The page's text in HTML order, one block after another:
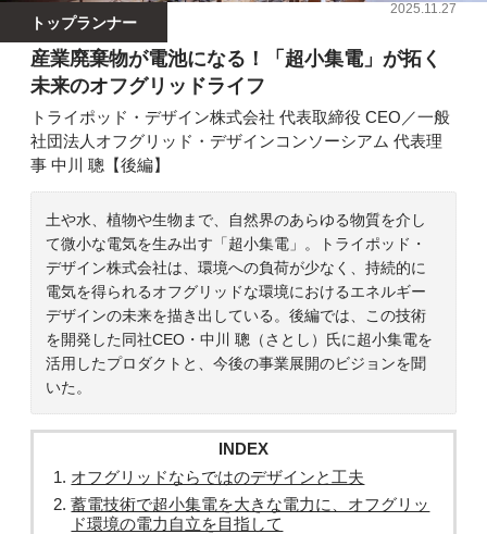
トップランナー
2025.11.27
産業廃棄物が電池になる！「超小集電」が拓く
未来のオフグリッドライフ
トライポッド・デザイン株式会社 代表取締役 CEO／一般
社団法人オフグリッド・デザインコンソーシアム 代表理
事 中川 聰【後編】
土や水、植物や生物まで、自然界のあらゆる物質を介し
て微小な電気を生み出す「超小集電」。トライポッド・
デザイン株式会社は、環境への負荷が少なく、持続的に
電気を得られるオフグリッドな環境におけるエネルギー
デザインの未来を描き出している。後編では、この技術
を開発した同社CEO・中川 聰（さとし）氏に超小集電を
活用したプロダクトと、今後の事業展開のビジョンを聞
いた。
INDEX
オフグリッドならではのデザインと工夫
蓄電技術で超小集電を大きな電力に、オフグリッ
ド環境の電力自立を目指して